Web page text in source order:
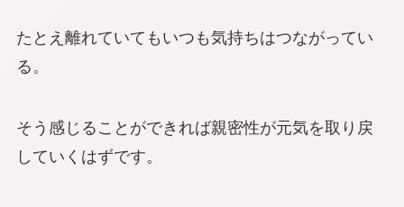
たとえ離れていてもいつも気持ちはつながってい
る。
そう感じることができれば親密性が元気を取り戻
していくはずです。